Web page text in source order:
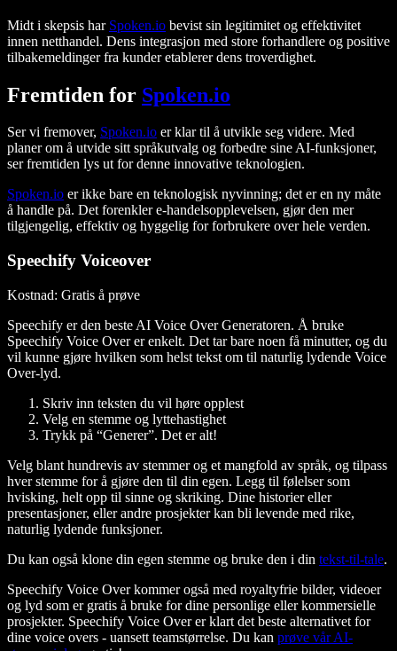
Midt i skepsis har Spoken.io bevist sin legitimitet og effektivitet
innen netthandel. Dens integrasjon med store forhandlere og positive
tilbakemeldinger fra kunder etablerer dens troverdighet.
Fremtiden for Spoken.io
Ser vi fremover, Spoken.io er klar til å utvikle seg videre. Med
planer om å utvide sitt språkutvalg og forbedre sine AI-funksjoner,
ser fremtiden lys ut for denne innovative teknologien.
Spoken.io er ikke bare en teknologisk nyvinning; det er en ny måte
å handle på. Det forenkler e-handelsopplevelsen, gjør den mer
tilgjengelig, effektiv og hyggelig for forbrukere over hele verden.
Speechify Voiceover
Kostnad: Gratis å prøve
Speechify er den beste AI Voice Over Generatoren. Å bruke
Speechify Voice Over er enkelt. Det tar bare noen få minutter, og du
vil kunne gjøre hvilken som helst tekst om til naturlig lydende Voice
Over-lyd.
Skriv inn teksten du vil høre opplest
Velg en stemme og lyttehastighet
Trykk på “Generer”. Det er alt!
Velg blant hundrevis av stemmer og et mangfold av språk, og tilpass
hver stemme for å gjøre den til din egen. Legg til følelser som
hvisking, helt opp til sinne og skriking. Dine historier eller
presentasjoner, eller andre prosjekter kan bli levende med rike,
naturlig lydende funksjoner.
Du kan også klone din egen stemme og bruke den i din tekst-til-tale.
Speechify Voice Over kommer også med royaltyfrie bilder, videoer
og lyd som er gratis å bruke for dine personlige eller kommersielle
prosjekter. Speechify Voice Over er klart det beste alternativet for
dine voice overs - uansett teamstørrelse. Du kan prøve vår AI-